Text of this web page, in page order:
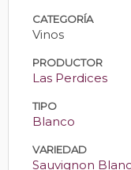
CATEGORÍA
Vinos
PRODUCTOR
Las Perdices
TIPO
Blanco
VARIEDAD
Sauvignon Blanc